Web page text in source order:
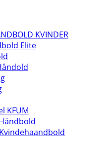
KVINDER
Elite
KFUM